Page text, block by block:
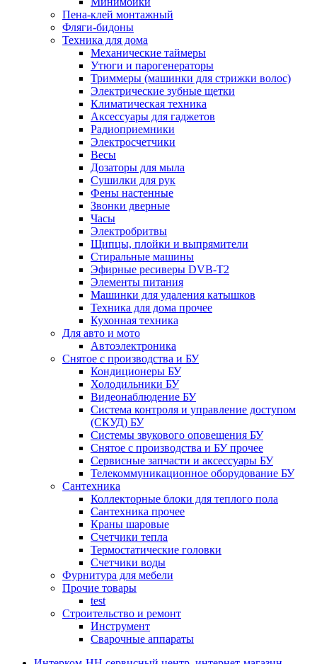
Пена-клей монтажный
Фляги-бидоны
Техника для дома
Механические таймеры
Утюги и парогенераторы
Триммеры (машинки для стрижки волос)
Электрические зубные щетки
Климатическая техника
Аксессуары для гаджетов
Радиоприемники
Электросчетчики
Весы
Дозаторы для мыла
Сушилки для рук
Фены настенные
Звонки дверные
Часы
Электробритвы
Щипцы, плойки и выпрямители
Стиральные машины
Эфирные ресиверы DVB-T2
Элементы питания
Машинки для удаления катышков
Техника для дома прочее
Кухонная техника
Для авто и мото
Автоэлектроника
Снятое с производства и БУ
Кондиционеры БУ
Холодильники БУ
Видеонаблюдение БУ
Система контроля и управление доступом
(СКУД) БУ
Системы звукового оповещения БУ
Снятое с производства и БУ прочее
Сервисные запчасти и аксессуары БУ
Телекоммуникационное оборудование БУ
Сантехника
Коллекторные блоки для теплого пола
Сантехника прочее
Краны шаровые
Счетчики тепла
Термоcтатические головки
Счетчики воды
Фурнитура для мебели
Прочие товары
test
Строительство и ремонт
Инструмент
Сварочные аппараты